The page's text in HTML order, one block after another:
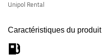
Unipol Rental
Caractéristiques du produit